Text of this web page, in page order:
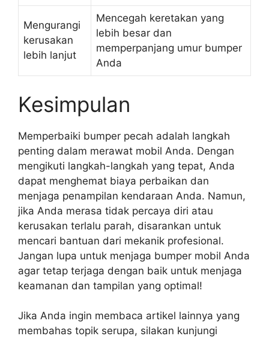
Mengurangi
kerusakan
lebih lanjut
Mencegah keretakan yang
lebih besar dan
memperpanjang umur bumper
Anda
Kesimpulan
Memperbaiki bumper pecah adalah langkah
penting dalam merawat mobil Anda. Dengan
mengikuti langkah-langkah yang tepat, Anda
dapat menghemat biaya perbaikan dan
menjaga penampilan kendaraan Anda. Namun,
jika Anda merasa tidak percaya diri atau
kerusakan terlalu parah, disarankan untuk
mencari bantuan dari mekanik profesional.
Jangan lupa untuk menjaga bumper mobil Anda
agar tetap terjaga dengan baik untuk menjaga
keamanan dan tampilan yang optimal!
Jika Anda ingin membaca artikel lainnya yang
membahas topik serupa, silakan kunjungi